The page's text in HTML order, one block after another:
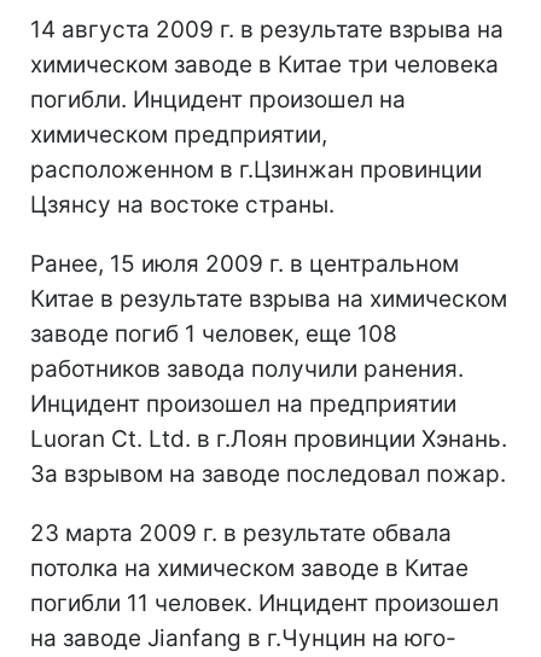
14 августа 2009 г. в результате взрыва на
химическом заводе в Китае три человека
погибли. Инцидент произошел на
химическом предприятии,
расположенном в г.Цзинжан провинции
Цзянсу на востоке страны.
Ранее, 15 июля 2009 г. в центральном
Китае в результате взрыва на химическом
заводе погиб 1 человек, еще 108
работников завода получили ранения.
Инцидент произошел на предприятии
Luoran Ct. Ltd. в г.Лоян провинции Хэнань.
За взрывом на заводе последовал пожар.
23 марта 2009 г. в результате обвала
потолка на химическом заводе в Китае
погибли 11 человек. Инцидент произошел
на заводе Jianfang в г.Чунцин на юго-